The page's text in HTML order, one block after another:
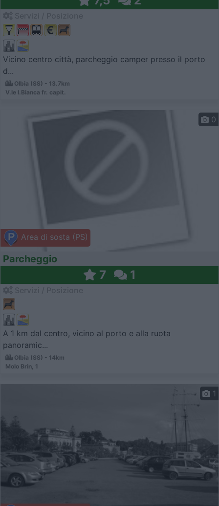
Vicino centro città, parcheggio camper presso il porto
d...
Olbia (SS) - 13.7km
V.le I.Bianca fr. capit.
Area di sosta (PS)
0
Parcheggio
7 1
A 1 km dal centro, vicino al porto e alla ruota
panoramic...
Olbia (SS) - 14km
Molo Brin, 1
1